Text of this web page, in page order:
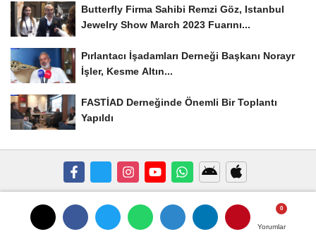
Yorumlar
Yorumlar
Butterfly Firma Sahibi Remzi Göz, Istanbul
Jewelry Show March 2023 Fuarını...
Pırlantacı İşadamları Derneği Başkanı Norayr
İşler, Kesme Altın...
FASTİAD Derneğinde Önemli Bir Toplantı
Yapıldı
Künye İletişim Çerez Politikası Gizlilik İlkeleri